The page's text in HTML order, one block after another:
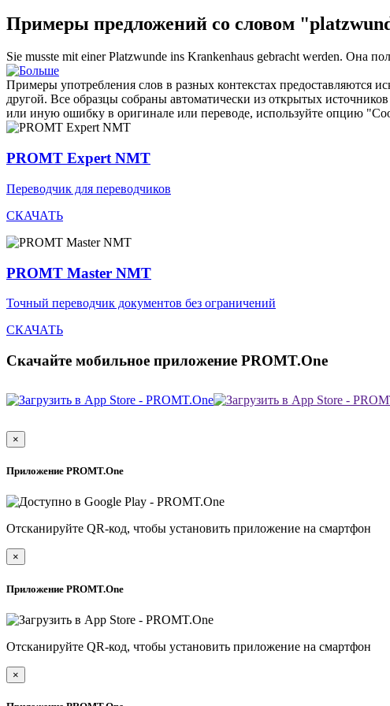
Примеры предложений со словом
Sie musste mit einerPlatzwunde ins Krankenhaus gebracht werden. Она
Примеры употребления слов в разных контекстах предоставляются
другой. Все образцы собраны автоматически из открытых
или иную ошибку в оригинале или переводе, используйте опцию
PROMT Expert NMT
Переводчик для переводчиков
СКАЧАТЬ
PROMT Master NMT
Точный переводчик документов без ограничений
СКАЧАТЬ
Скачайте мобильное приложение PROMT.One
×
Приложение PROMT.One
Отсканируйте QR-код, чтобы установить приложение на смартфон
×
Приложение PROMT.One
Отсканируйте QR-код, чтобы установить приложение на смартфон
×